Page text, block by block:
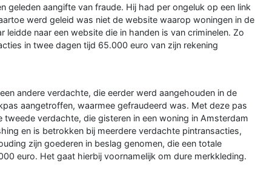
geleden aangifte van fraude. Hij had per ongeluk op een link
werd geleid was niet de website waarop woningen in de
naar een website die in handen is van criminelen. Zo
in twee dagen tijd 65.000 euro van zijn rekening
andere verdachte, die eerder werd aangehouden in de
aangetroffen, waarmee gefraudeerd was. Met deze pas
verdachte, die gisteren in een woning in Amsterdam
en is betrokken bij meerdere verdachte pintransacties,
zijn goederen in beslag genomen, die een totale
euro. Het gaat hierbij voornamelijk om dure merkkleding.